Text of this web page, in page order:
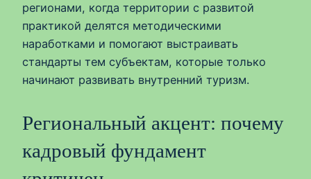
регионами, когда территории с развитой
практикой делятся методическими
наработками и помогают выстраивать
стандарты тем субъектам, которые только
начинают развивать внутренний туризм.
Региональный акцент: почему
кадровый фундамент